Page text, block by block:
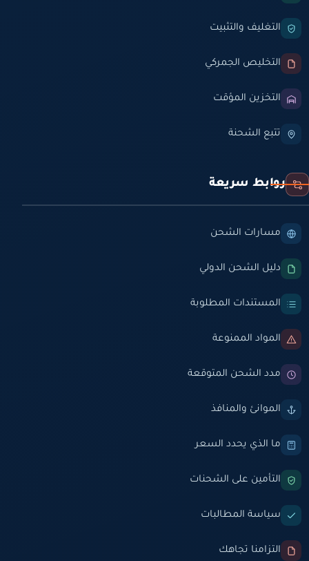
التغليف والتثبيت
التخليص الجمركي
التخزين المؤقت
تتبع الشحنة
روابط سريعة
مسارات الشحن
دليل الشحن الدولي
المستندات المطلوبة
المواد الممنوعة
مدد الشحن المتوقعة
الموانئ والمنافذ
ما الذي يحدد السعر
التأمين على الشحنات
سياسة المطالبات
التزامنا تجاهك